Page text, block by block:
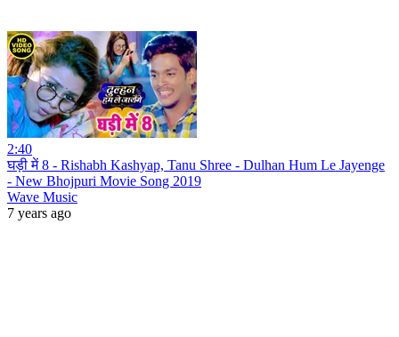
2:40
घड़ी में 8 - Rishabh Kashyap, Tanu Shree - Dulhan Hum Le Jayenge
- New Bhojpuri Movie Song 2019
Wave Music
7 years ago